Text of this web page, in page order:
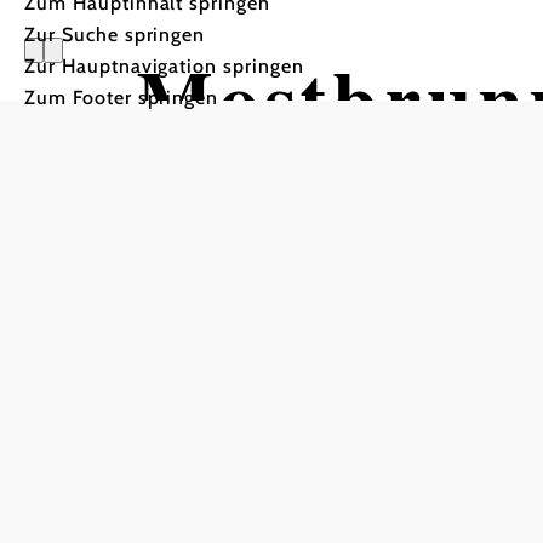
Zur Suche springen
Zur Hauptnavigation springen
Zum Footer springen